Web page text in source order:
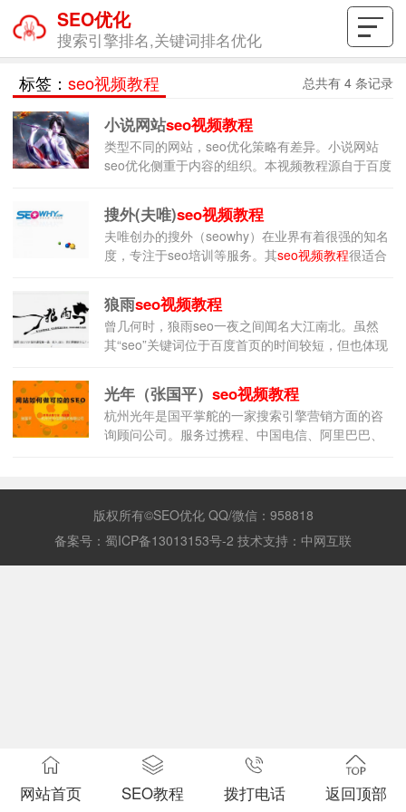
SEO优化
搜索引擎排名,关键词排名优化
标签： seo视频教程 总共有 4 条记录
小说网站seo视频教程
类型不同的网站，seo优化策略有差异。小说网站
seo优化侧重于内容的组织。本视频教程源自于百度
搜外(夫唯)seo视频教程
夫唯创办的搜外（seowhy）在业界有着很强的知名
度，专注于seo培训等服务。其seo视频教程很适合
狼雨seo视频教程
曾几何时，狼雨seo一夜之间闻名大江南北。虽然
其“seo”关键词位于百度首页的时间较短，但也体现
参考价值。
光年（张国平） seo视频教程
杭州光年是国平掌舵的一家搜索引擎营销方面的咨
询顾问公司。服务过携程、中国电信、阿里巴巴、
版权所有©SEO优化 QQ/微信：958818
备案号： 蜀ICP备13013153号-2 技术支持： 中网互联
网站首页 SEO教程 拨打电话 返回顶部